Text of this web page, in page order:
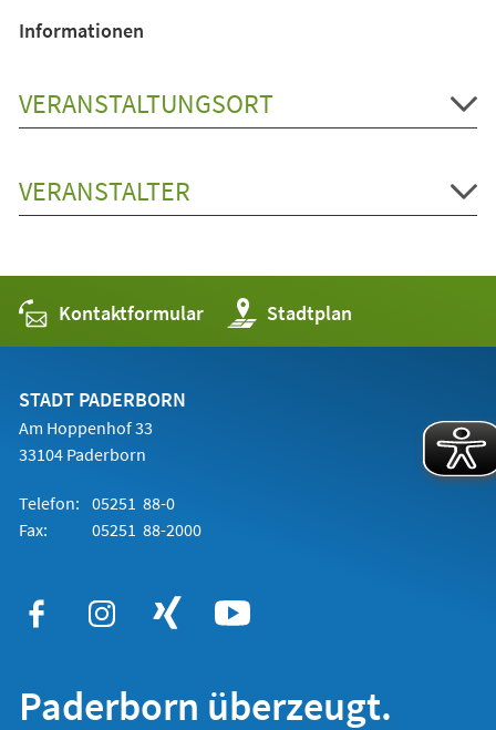
Informationen
VERANSTALTUNGSORT
VERANSTALTER
Kontaktformular Stadtplan
(Öffnet
in
einem
STADT PADERBORN
Am Hoppenhof 33
33104 Paderborn
Telefon: 05251 88-0
Fax:
05251 88-2000
Paderborn überzeugt.